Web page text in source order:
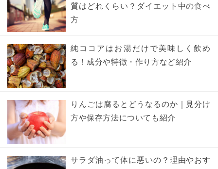
質はどれくらい？ダイエット中の食べ
方
純ココアはお湯だけで美味しく飲め
る！成分や特徴・作り方など紹介
りんごは腐るとどうなるのか｜見分け
方や保存方法についても紹介
サラダ油って体に悪いの？理由やおす